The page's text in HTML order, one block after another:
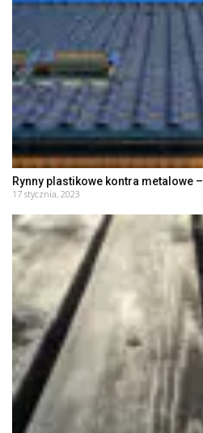
Rynny plastikowe kontra metalowe
17 stycznia, 2023